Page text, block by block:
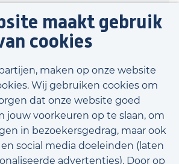
maakt gebruik
cookies
maken op onze website
Wij gebruiken cookies om
dat onze website goed
jouw voorkeuren op te slaan, om
in bezoekersgedrag, maar ook
social media doeleinden (laten
advertenties). Door op
beschikbare vacatures